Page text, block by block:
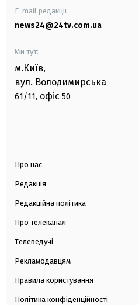
E-mail редакції
news24@24tv.com.ua
Ми тут:
м.Київ,
вул. Володимирська
61/11, офіс 50
Про нас
Редакція
Редакційна політика
Про телеканал
Телеведучі
Рекламодавцям
Правила користування
Політика конфіденційності